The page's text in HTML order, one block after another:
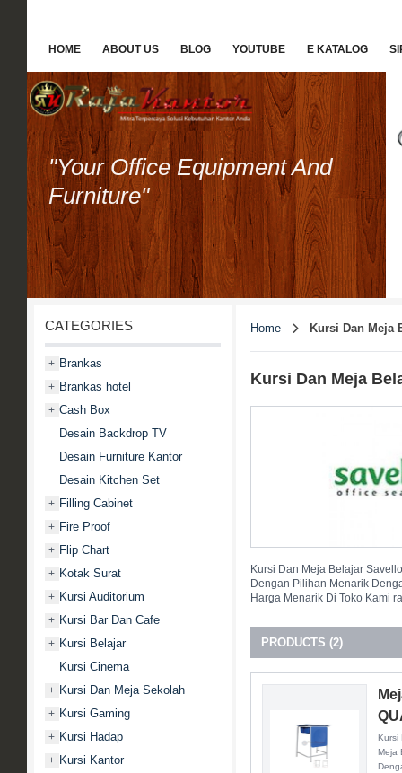
HOME ABOUT US BLOG YOUTUBE E KATALOG
"Your Office Equipment And
Furniture"
CATEGORIES
+ Brankas
+ Brankas hotel
+ Cash Box
Desain Backdrop TV
Desain Furniture Kantor
Desain Kitchen Set
+ Filling Cabinet
+ Fire Proof
+ Flip Chart
+ Kotak Surat
+ Kursi Auditorium
+ Kursi Bar Dan Cafe
+ Kursi Belajar
Kursi Cinema
+ Kursi Dan Meja Sekolah
+ Kursi Gaming
+ Kursi Hadap
+ Kursi Kantor
Home Kursi Dan Meja
Kursi Dan Meja
Kursi Dan Meja Belajar
Dengan Pilihan Menarik
Harga Menarik Di Toko Kami
PRODUCTS (2)
Kursi
Meja